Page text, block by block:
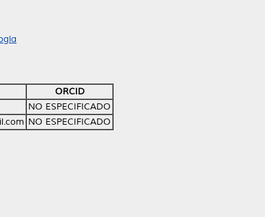
ORCID
NO ESPECIFICADO
NO ESPECIFICADO